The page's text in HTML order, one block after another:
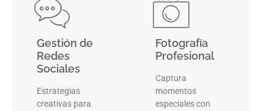
Gestión de
Redes
Sociales
Estrategias
creativas para
Fotografía
Profesional
Captura
momentos
especiales con